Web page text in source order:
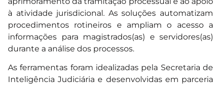
à atividade jurisdicional. As soluções automatizam
procedimentos rotineiros e ampliam o acesso a
informações para magistrados(as) e servidores(as)
durante a análise dos processos.
As ferramentas foram idealizadas pela Secretaria de
Inteligência Judiciária e desenvolvidas em parceria